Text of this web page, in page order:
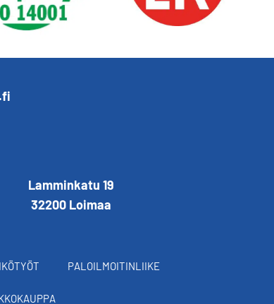
Lamminkatu 19
32200 Loimaa
PALOILMOITINLIIKE